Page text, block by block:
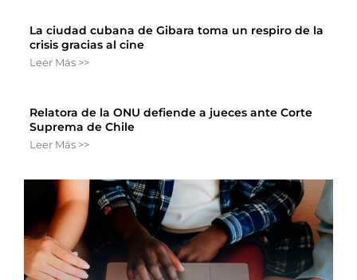
La ciudad cubana de Gibara toma un respiro de la
crisis gracias al cine
Leer Más >>
Relatora de la ONU defiende a jueces ante Corte
Suprema de Chile
Leer Más >>